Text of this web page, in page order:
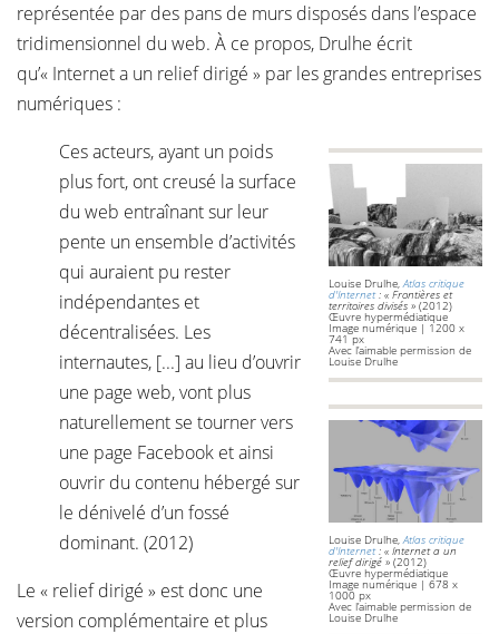
représentée par des pans de murs disposés dans l’espace
tridimensionnel du web. À ce propos, Drulhe écrit
qu’« Internet a un relief dirigé » par les grandes entreprises
numériques :
Louise Drulhe,Atlas critique
d'Internet: « Frontières et
territoires divisés » (2012)
Œuvre hypermédiatique
Image numérique | 1200 x
741 px
Avec l’aimable permission de
Louise Drulhe
Louise Drulhe,Atlas critique
d'Internet: « Internet a un
relief dirigé » (2012)
Œuvre hypermédiatique
Image numérique | 678 x
1000 px
Avec l’aimable permission de
Louise Drulhe
Ces acteurs, ayant un poids
plus fort, ont creusé la surface
du web entraînant sur leur
pente un ensemble d’activités
qui auraient pu rester
indépendantes et
décentralisées. Les
internautes, [...] au lieu d’ouvrir
une page web, vont plus
naturellement se tourner vers
une page Facebook et ainsi
ouvrir du contenu hébergé sur
le dénivelé d’un fossé
dominant. (2012)
Le « relief dirigé » est donc une
version complémentaire et plus